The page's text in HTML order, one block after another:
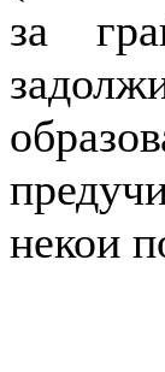
за
некои